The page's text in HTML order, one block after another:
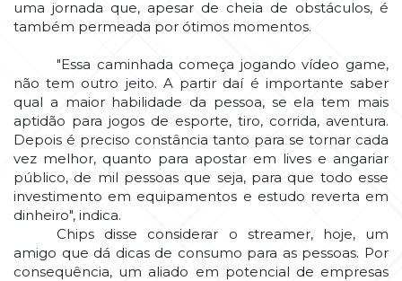
uma jornada que, apesar de cheia de obstáculos, é
também permeada por ótimos momentos.
"Essa caminhada começa jogando vídeo game,
não tem outro jeito. A partir daí é importante saber
qual a maior habilidade da pessoa, se ela tem mais
aptidão para jogos de esporte, tiro, corrida, aventura.
Depois é preciso constância tanto para se tornar cada
vez melhor, quanto para apostar em lives e angariar
público, de mil pessoas que seja, para que todo esse
investimento em equipamentos e estudo reverta em
dinheiro", indica.
Chips disse considerar o streamer, hoje, um
amigo que dá dicas de consumo para as pessoas. Por
consequência, um aliado em potencial de empresas